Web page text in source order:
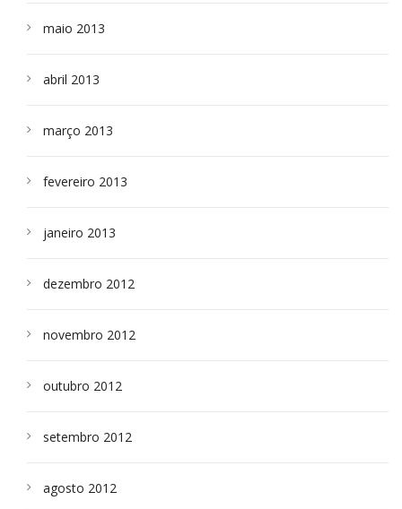
maio 2013
abril 2013
março 2013
fevereiro 2013
janeiro 2013
dezembro 2012
novembro 2012
outubro 2012
setembro 2012
agosto 2012